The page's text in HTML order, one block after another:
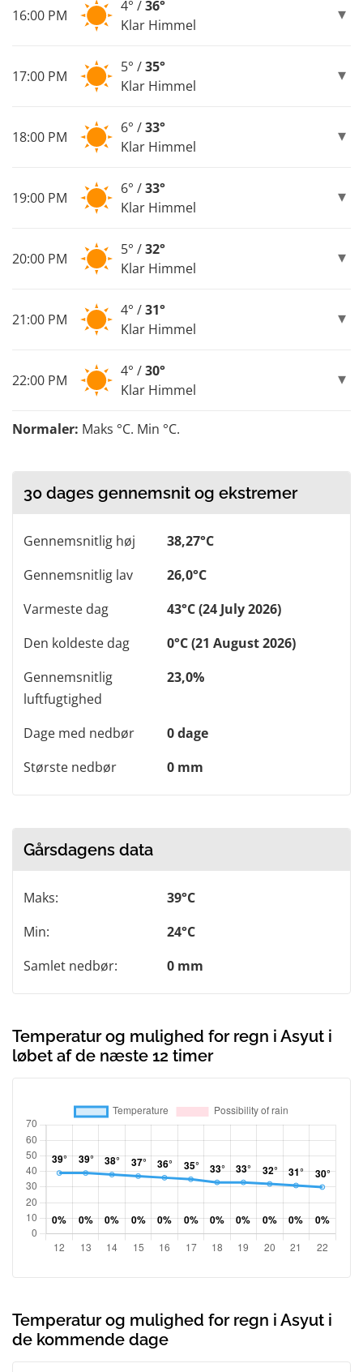
16:00 PM
4° /36°
Klar Himmel
17:00 PM
5° /35°
Klar Himmel
18:00 PM
6° /33°
Klar Himmel
19:00 PM
6° /33°
Klar Himmel
20:00 PM
5° /32°
Klar Himmel
21:00 PM
4° /31°
Klar Himmel
22:00 PM
4° /30°
Klar Himmel
Normaler: Maks °C. Min °C.
30 dages gennemsnit og ekstremer
Gennemsnitlig høj
38,27°C
Gennemsnitlig lav
26,0°C
Varmeste dag
43°C (24 July 2026)
Den koldeste dag
0°C (21 August 2026)
Gennemsnitlig
luftfugtighed
23,0%
Dage med nedbør
0 dage
Største nedbør
0 mm
Gårsdagens data
Maks:
39°C
Min:
24°C
Samlet nedbør:
0 mm
Temperatur og mulighed for regn i Asyut i
løbet af de næste 12 timer
Temperatur og mulighed for regn i Asyut i
de kommende dage